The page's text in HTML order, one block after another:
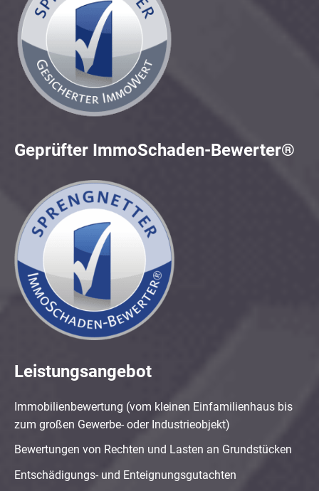
Geprüfter ImmoSchaden-Bewerter®
Leistungsangebot
Immobilienbewertung (vom kleinen Einfamilienhaus bis
zum großen Gewerbe- oder Industrieobjekt)
Bewertungen von Rechten und Lasten an Grundstücken
Entschädigungs- und Enteignungsgutachten